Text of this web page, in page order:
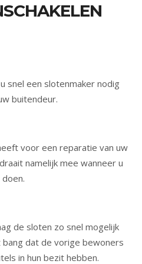
snel een slotenmaker nodig
buitendeur.
voor een reparatie van uw
namelijk mee wanneer u
de sloten zo snel mogelijk
dat de vorige bewoners
in hun bezit hebben.